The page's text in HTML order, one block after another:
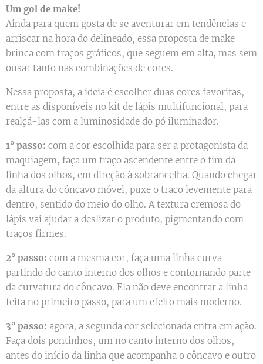
Um gol de make!
Ainda para quem gosta de se aventurar em tendências e
arriscar na hora do delineado, essa proposta de make
brinca com traços gráficos, que seguem em alta, mas sem
ousar tanto nas combinações de cores.
Nessa proposta, a ideia é escolher duas cores favoritas,
entre as disponíveis no kit de lápis multifuncional, para
realçá-las com a luminosidade do pó iluminador.
1° passo: com a cor escolhida para ser a protagonista da
maquiagem, faça um traço ascendente entre o fim da
linha dos olhos, em direção à sobrancelha. Quando chegar
da altura do côncavo móvel, puxe o traço levemente para
dentro, sentido do meio do olho. A textura cremosa do
lápis vai ajudar a deslizar o produto, pigmentando com
traços firmes.
2° passo: com a mesma cor, faça uma linha curva
partindo do canto interno dos olhos e contornando parte
da curvatura do côncavo. Ela não deve encontrar a linha
feita no primeiro passo, para um efeito mais moderno.
3° passo: agora, a segunda cor selecionada entra em ação.
Faça dois pontinhos, um no canto interno dos olhos,
antes do início da linha que acompanha o côncavo e outro